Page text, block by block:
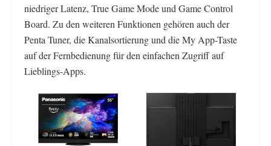
niedriger Latenz, True Game Mode und Game Control
Board. Zu den weiteren Funktionen gehören auch der
Penta Tuner, die Kanalsortierung und die My App-Taste
auf der Fernbedienung für den einfachen Zugriff auf
Lieblings-Apps.